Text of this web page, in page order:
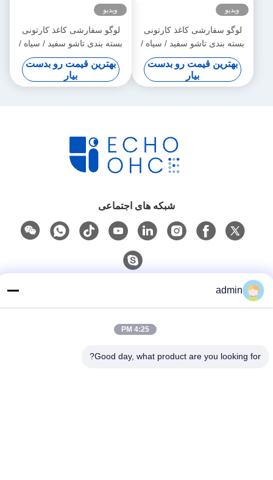
ویدیو
لوگو سفارشی کاغذ کارتونی
بسته بندی تاشو سفید / سیاه /
طلایی رز جعبه هدیه مغناطیسی
لوکس با بندش نوار
بهترین قیمت رو بدست
بیار
ویدیو
لوگو سفارشی کاغذ کارتونی
بسته بندی تاشو سفید / سیاه /
طلایی رز جعبه هدیه مغناطیسی
لوکس با بندش نوار
بهترین قیمت رو بدست
بیار
شبکه های اجتماعی
تلفن
86- 0755-00000000-0296
ایمیل
admin
4:25 PM
Good day, what product are you looking for?